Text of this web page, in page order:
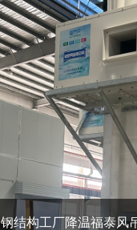
钢结构工厂降温福泰风